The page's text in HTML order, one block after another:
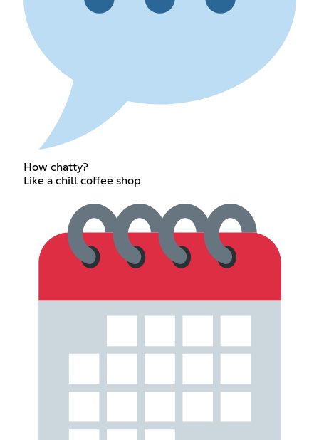
How chatty?
Like a chill coffee shop